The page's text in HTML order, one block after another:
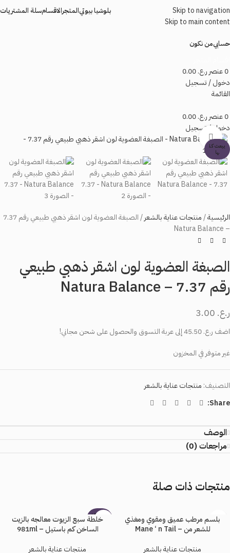
Skip to navigation
Skip to main content
بلوشيا بيوتيالمتجرالاقسامسلة المشتريات
حسابيمن نكون
0عنصر ر.ع.
دخول / تسجيل
القائمة
0عنصر ر.ع.
دخول / تسجيل
بيعت كل
ها
اضغط للتكبير
الرئيسية منتجات عناية بالشعر
الصبغة العضوية لون اشقر ذهبي طبيعي رقم 7.37
– Natura Balance
الصبغة العضوية لون اشقر ذهبي طبيعي
رقم 7.37 – Natura Balance
ر.ع.
اضف ر.ع.
إلى عربة التسوق والحصول على شحن مجاني!
غير متوفر في المخزون
التصنيف: منتجات عناية بالشعر
Share:
الوصف
مراجعات (0)
منتجات ذات صلة
بلسم مرطب عميق ومقوي ومغذي
للشعر من – Mane ‘ n Tail
منتجات عناية بالشعر
بيعت كل
ها
خلطة سبع الزيوت معالجه بالزيت
الساخن كم باستيل – 981ml
منتجات عناية بالشعر